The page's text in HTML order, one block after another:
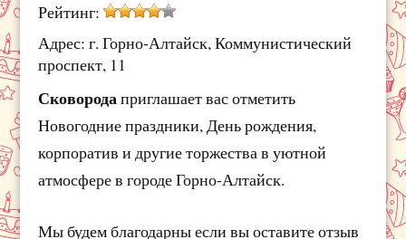
Рейтинг:
Адрес: г. Горно-Алтайск, Коммунистический
проспект, 11
Сковородаприглашает вас отметить
Новогодние праздники, День рождения,
корпоратив и другие торжества в уютной
атмосфере в городе Горно-Алтайск.
Мы будем благодарны если вы оставите отзыв